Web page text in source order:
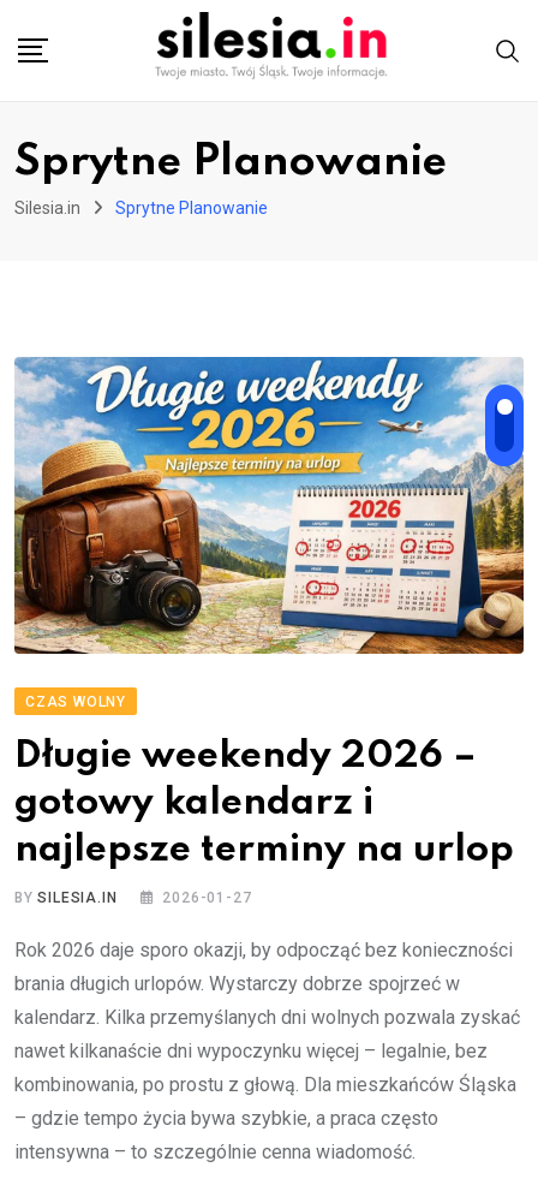
Sprytne Planowanie
Silesia.in Sprytne Planowanie
CZAS WOLNY
Długie weekendy 2026 –
gotowy kalendarz i
najlepsze terminy na urlop
BYSILESIA.IN 2026-01-27
Rok 2026 daje sporo okazji, by odpocząć bez konieczności
brania długich urlopów. Wystarczy dobrze spojrzeć w
kalendarz. Kilka przemyślanych dni wolnych pozwala zyskać
nawet kilkanaście dni wypoczynku więcej – legalnie, bez
kombinowania, po prostu z głową. Dla mieszkańców Śląska
– gdzie tempo życia bywa szybkie, a praca często
intensywna – to szczególnie cenna wiadomość.